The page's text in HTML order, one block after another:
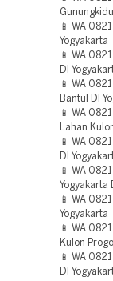
📱 WA
Yogyakarta
📱 WA
DI
📱 WA
Bantul DI
📱 WA
Lahan
📱 WA
DI
📱 WA
Yogyakarta
📱 WA
Yogyakarta
📱 WA
Kulon
📱 WA
DI